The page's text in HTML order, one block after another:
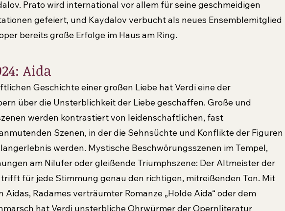
Prato wird international vor allem für seine geschmeidigen
gefeiert, und Kaydalov verbucht als neues Ensemblemitglied
bereits große Erfolge im Haus am Ring.
Aida
Geschichte einer großen Liebe hat Verdi eine der
über die Unsterblichkeit der Liebe geschaffen. Große und
werden kontrastiert von leidenschaftlichen, fast
Szenen, in der die Sehnsüchte und Konflikte der Figuren
werden. Mystische Beschwörungsszenen im Tempel,
am Nilufer oder gleißende Triumphszene: Der Altmeister der
für jede Stimmung genau den richtigen, mitreißenden Ton. Mit
Aidas, Radames verträumter Romanze „Holde Aida“ oder dem
hat Verdi unsterbliche Ohrwürmer der Opernliteratur